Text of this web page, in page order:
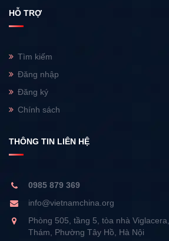
HỖ TRỢ
Tìm kiếm
Đăng nhập
Đăng ký
Chính sách
THÔNG TIN LIÊN HỆ
0985 879 369
info@vietnamchina.org
Phòng 505, tầng 5, tòa nhà
Thám, Phường Tây Hồ, Hà Nội